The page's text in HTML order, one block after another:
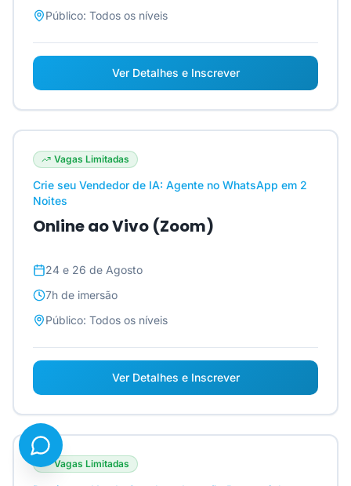
Público: Todos os níveis
Ver Detalhes e Inscrever
Vagas Limitadas
Crie seu Vendedor de IA: Agente no WhatsApp em 2
Noites
Online ao Vivo (Zoom)
24 e 26 de Agosto
7h de imersão
Público: Todos os níveis
Ver Detalhes e Inscrever
Vagas Limitadas